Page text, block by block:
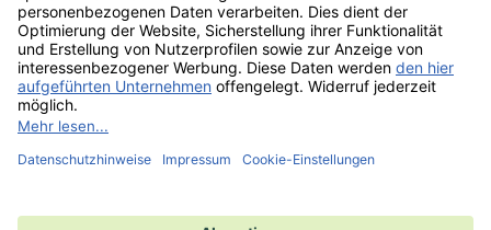
Versandarten
Bezahlmethoden